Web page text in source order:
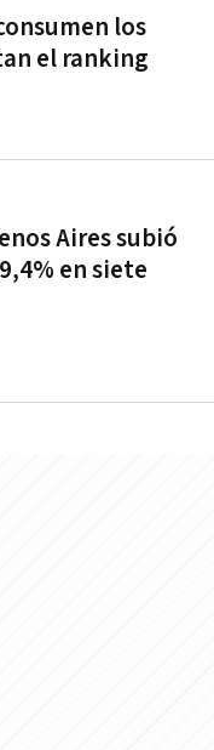
los
el ranking
Aires subió
en siete